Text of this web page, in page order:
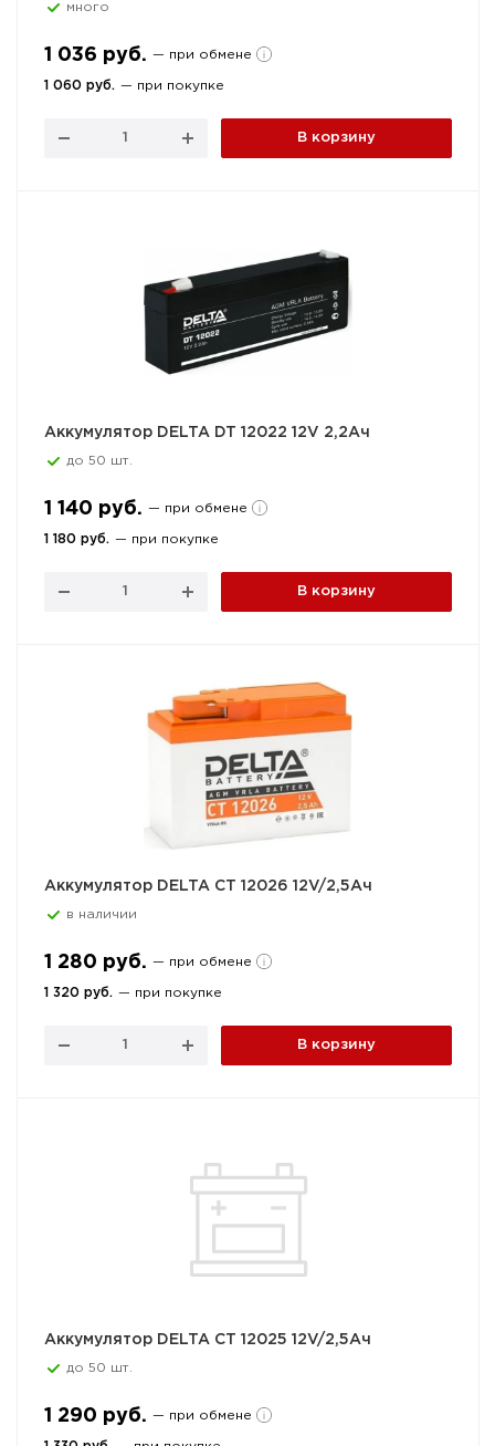
много
1 036 руб. — при обмене
1 060 руб. — при покупке
В корзину
Аккумулятор DELTA DT 12022 12V 2,2Ач
до 50 шт.
1 140 руб. — при обмене
1 180 руб. — при покупке
В корзину
Аккумулятор DELTA CT 12026 12V/2,5Ач
в наличии
1 280 руб. — при обмене
1 320 руб. — при покупке
В корзину
Аккумулятор DELTA CT 12025 12V/2,5Ач
до 50 шт.
1 290 руб. — при обмене